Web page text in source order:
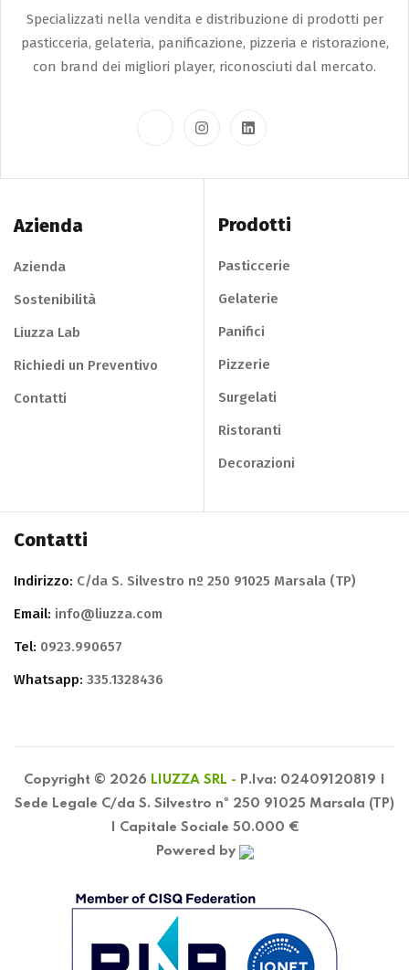
Specializzati nella vendita e distribuzione di prodotti per
pasticceria, gelateria, panificazione, pizzeria e ristorazione,
con brand dei migliori player, riconosciuti dal mercato.
Azienda
Azienda
Sostenibilità
Liuzza Lab
Richiedi un Preventivo
Contatti
Prodotti
Pasticcerie
Gelaterie
Panifici
Pizzerie
Surgelati
Ristoranti
Decorazioni
Contatti
Indirizzo: C/da S. Silvestro nº 250 91025 Marsala (TP)
Email: info@liuzza.com
Tel: 0923.990657
Whatsapp: 335.1328436
Copyright © 2026 LIUZZA SRL - P.Iva: 02409120819 |
Sede Legale C/da S. Silvestro nº 250 91025 Marsala (TP)
| Capitale Sociale 50.000 €
Powered by